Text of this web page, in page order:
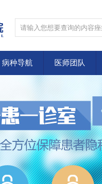
病种导航 医师团队